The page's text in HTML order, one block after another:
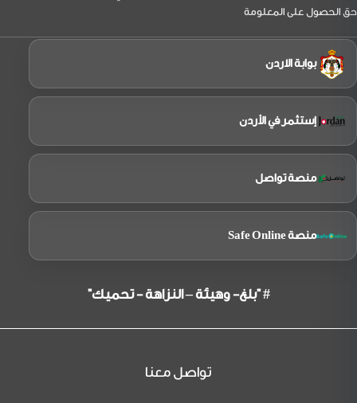
حق الحصول على المعلومة
بوابة الاردن
إستثمر في الأردن
منصة تواصل
منصة Safe Online
# "بلغ- وهيئة – النزاهة - تحميك"
تواصل معنا